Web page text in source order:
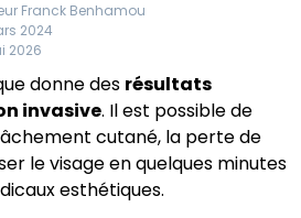
Franck Benhamou
2024
2026
donne des résultats
invasive. Il est possible de
cutané, la perte de
le visage en quelques minutes
esthétiques.